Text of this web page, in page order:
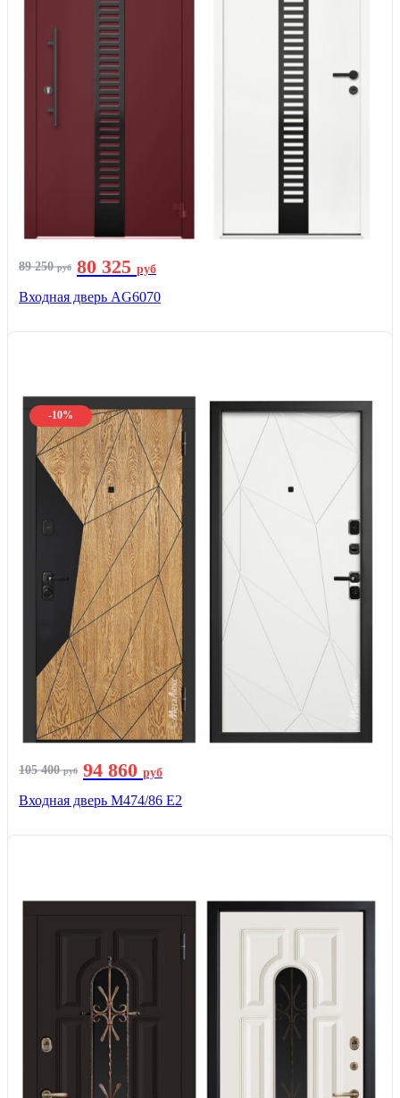
89 250руб 80 325 руб
Входная дверь AG6070
-10%
105 400руб 94 860 руб
Входная дверь М474/86 Е2